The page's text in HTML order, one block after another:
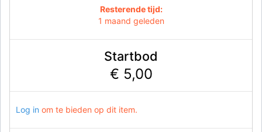
Resterende tijd:
1 maand geleden
Startbod
€ 5,00
Log in om te bieden op dit item.